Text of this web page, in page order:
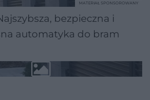
bezpieczna i
automatyka do bram
MATERIAŁ SPONSOROWANY